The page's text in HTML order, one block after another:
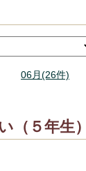
06月(26件)
（５年生）